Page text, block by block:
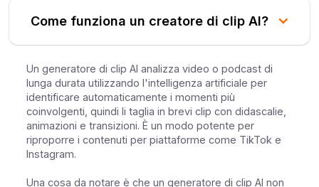
Come funziona un creatore di clip AI?
Un generatore di clip AI analizza video o podcast di
lunga durata utilizzando l'intelligenza artificiale per
identificare automaticamente i momenti più
coinvolgenti, quindi li taglia in brevi clip con didascalie,
animazioni e transizioni. È un modo potente per
riproporre i contenuti per piattaforme come TikTok e
Instagram.
Una cosa da notare è che un generatore di clip AI non